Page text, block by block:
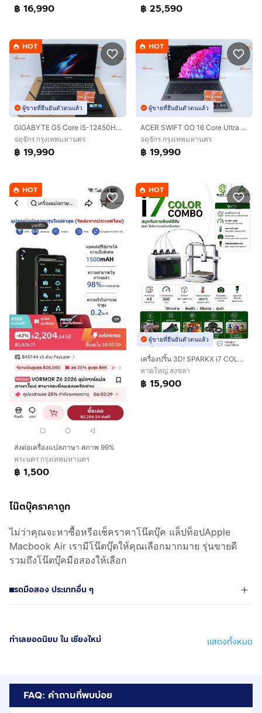
฿ 16,990 ฿ 25,590
HOT
ผู้ขายที่ยืนยันตัวตนแล้ว
GIGABYTE G5 Core i5-12450H.RTX4050 RAM16.512GB
จตุจักร กรุงเทพมหานคร
฿ 19,990
HOT
ผู้ขายที่ยืนยันตัวตนแล้ว
ACER SWIFT GO 16 Core Ultra 5 125H RAM32.1TB
จตุจักร กรุงเทพมหานคร
฿ 19,990
HOT
ส่งต่อเครื่องแปลภาษา สภาพ 99%
พระนคร กรุงเทพมหานคร
฿ 1,500
HOT
ผู้ขายที่ยืนยันตัวตนแล้ว
เครื่องปริ้น 3D! SPARKX i7 COLOR COMBO พิมพ์ได้สูงสุด 4 สี จบในเครื่องเดียว
หาดใหญ่ สงขลา
฿ 15,900
โน๊ตบุ๊คราคาถูก
ไม่ว่าคุณจะหาซื้อหรือเช็คราคาโน๊ตบุ๊ค แล็ปท็อปApple
Macbook Air เรามีโน๊ตบุ๊ตให้คุณเลือกมากมาย รุ่นขายดี
รวมถึงโน๊ตบุ๊คมือสองให้เลือก
รถมือสอง ประเภทอื่น ๆ
ทำเลยอดนิยม ใน เชียงใหม่ แสดงทั้งหมด
FAQ: คำถามที่พบบ่อย